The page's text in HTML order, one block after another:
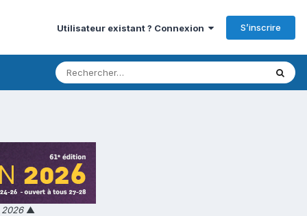
Utilisateur existant ? Connexion S’inscrire
▲